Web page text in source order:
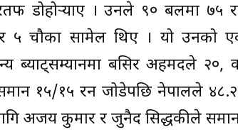
डोहोर्‍याए । उनले ९० बलमा ७५
चौका सामेल थिए । यो उनको
ब्याट्सम्यानमा बसिर अहमदले
१५/१५ रन जोडेपछि नेपालले
अजय कुमार र जुनैद सिद्धकीले